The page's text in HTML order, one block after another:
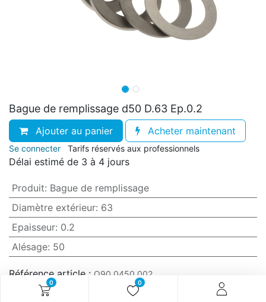
0 0
Bague de remplissage d50 D.63 Ep.0.2
Ajouter au panier Acheter maintenant
Se connecter Tarifs réservés aux professionnels
Délai estimé de 3 à 4 jours
Produit: Bague de remplissage
Diamètre extérieur: 63
Epaisseur: 0.2
Alésage: 50
Référence article : O90.0450.002